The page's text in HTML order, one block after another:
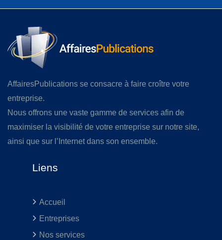
AffairesPublications se consacre à faire croître votre
entreprise.
Nous offrons une vaste gamme de services afin de
maximiser la visibilité de votre entreprise sur notre site,
ainsi que sur l’Internet dans son ensemble.
Liens
Accueil
Entreprises
Nos services